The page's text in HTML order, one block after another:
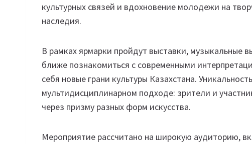
культурных связей и вдохновение молодежи на
наследия.
В рамках ярмарки пройдут выставки, музыкальные
ближе познакомиться с современными
себя новые грани культуры Казахстана.
мультидисциплинарном подходе: зрители и
через призму разных форм искусства.
Мероприятие рассчитано на широкую аудиторию,